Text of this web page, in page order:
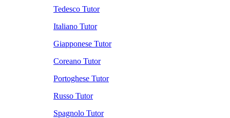
Tedesco Tutor
Italiano Tutor
Giapponese Tutor
Coreano Tutor
Portoghese Tutor
Russo Tutor
Spagnolo Tutor